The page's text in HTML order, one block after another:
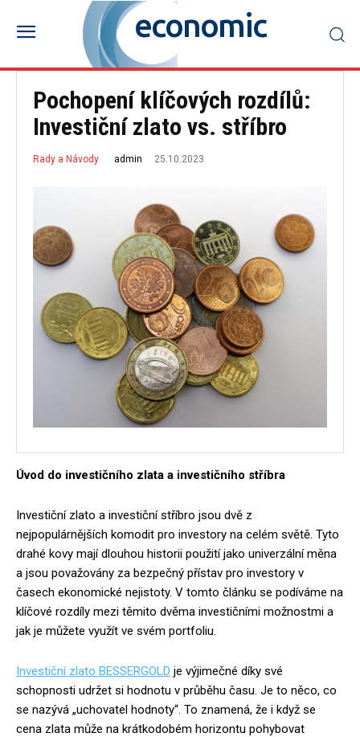
economic
Pochopení klíčových rozdílů:
Investiční zlato vs. stříbro
Rady a Návody admin 25.10.2023
Úvod do investičního zlata a investičního stříbra
Investiční zlato a investiční stříbro jsou dvě z
nejpopulárnějších komodit pro investory na celém světě. Tyto
drahé kovy mají dlouhou historii použití jako univerzální měna
a jsou považovány za bezpečný přístav pro investory v
časech ekonomické nejistoty. V tomto článku se podíváme na
klíčové rozdíly mezi těmito dvěma investičními možnostmi a
jak je můžete využít ve svém portfoliu.
Investiční zlato BESSERGOLD je výjimečné díky své
schopnosti udržet si hodnotu v průběhu času. Je to něco, co
se nazývá „uchovatel hodnoty“. To znamená, že i když se
cena zlata může na krátkodobém horizontu pohybovat